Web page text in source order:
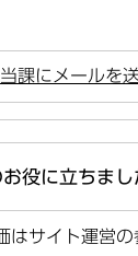
課にメールを
役に立ちまし
はサイト運営